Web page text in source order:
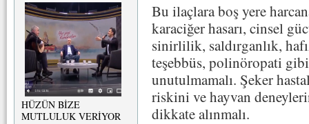
HÜZÜN BİZE
MUTLULUK VERİYOR
Bu ilaçlara boş yere
karaciğer hasarı, cinsel
sinirlilik, saldırganlık,
teşebbüs, polinöropati
unutulmamalı. Şeker
riskini ve hayvan
dikkate alınmalı.